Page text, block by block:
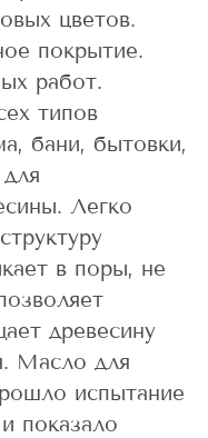
цветов.
покрытие.
работ.
типов
бани, бытовки,
Легко
в поры, не
древесину
Масло для
испытание
показало